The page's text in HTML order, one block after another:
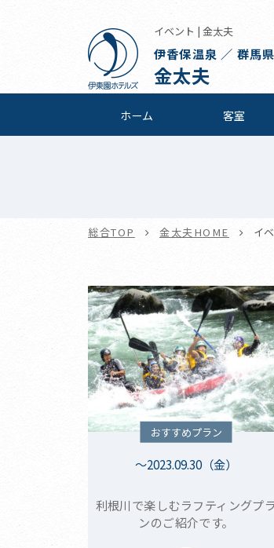
イベント | 金太夫
伊香保温泉 ／ 群馬県
金太夫
ホーム 客室
総合TOP 金太夫HOME イ
おすすめプラン
～2023.09.30（金）
利根川で楽しむラフティングプラ
ンのご紹介です。